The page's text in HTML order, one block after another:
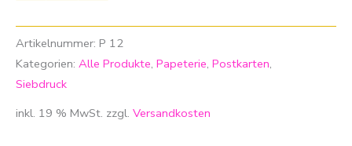
Artikelnummer: P 12
Kategorien: Alle Produkte, Papeterie, Postkarten,
Siebdruck
inkl. 19 % MwSt. zzgl. Versandkosten